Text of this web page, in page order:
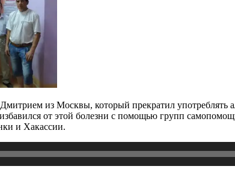
Дмитрием из Москвы, который прекратил
от этой болезни с помощью групп
и Хакассии.